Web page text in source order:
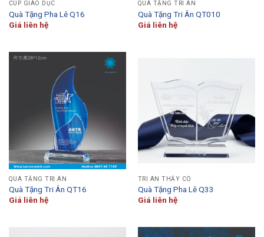
CÚP GIÁO DỤC
Quà Tặng Pha Lê Q16
Giá liên hệ
QUÀ TẶNG TRI ÂN
Quà Tặng Tri Ân QT010
Giá liên hệ
QUÀ TẶNG TRI ÂN
Quà Tặng Tri Ân QT16
Giá liên hệ
TRI ÂN THẦY CÔ
Quà Tặng Pha Lê Q33
Giá liên hệ